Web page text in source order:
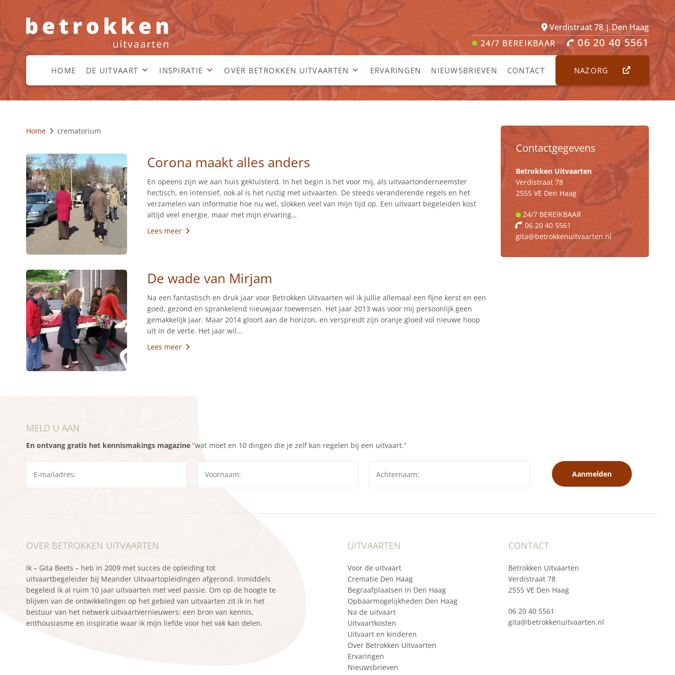
Verdistraat 78 | Den Haag
24/7 BEREIKBAAR 06 20 40 5561
HOME DE UITVAART INSPIRATIE OVER BETROKKEN UITVAARTEN ERVARINGEN NIEUWSBRIEVEN CONTACT NAZORG
Home crematorium
Corona maakt alles anders
En opeens zijn we aan huis gekluisterd. In het begin is het voor mij, als uitvaartonderneemster
hectisch, en intensief, ook al is het rustig met uitvaarten. De steeds veranderende regels en het
verzamelen van informatie hoe nu wel, slokken veel van mijn tijd op. Een uitvaart begeleiden kost
altijd veel energie, maar met mijn ervaring…
Lees meer
De wade van Mirjam
Na een fantastisch en druk jaar voor Betrokken Uitvaarten wil ik jullie allemaal een fijne kerst en een
goed, gezond en sprankelend nieuwjaar toewensen. Het jaar 2013 was voor mij persoonlijk geen
gemakkelijk jaar. Maar 2014 gloort aan de horizon, en verspreidt zijn oranje gloed vol nieuwe hoop
uit in de verte. Het jaar wil…
Lees meer
Contactgegevens
Betrokken Uitvaarten
Verdistraat 78
2555 VE Den Haag
24/7 BEREIKBAAR
06 20 40 5561
gita@betrokkenuitvaarten.nl
MELD U AAN
En ontvang gratis het kennismakings magazine “wat moet en 10 dingen die je zelf kan regelen bij een uitvaart.”
Aanmelden
OVER BETROKKEN UITVAARTEN
Ik – Gita Beets – heb in 2009 met succes de opleiding tot
uitvaartbegeleider bij Meander Uitvaartopleidingen afgerond. Inmiddels
begeleid ik al ruim 10 jaar uitvaarten met veel passie. Om op de hoogte te
blijven van de ontwikkelingen op het gebied van uitvaarten zit ik in het
bestuur van het netwerk uitvaartvernieuwers: een bron van kennis,
enthousiasme en inspiratie waar ik mijn liefde voor het vak kan delen.
UITVAARTEN
Voor de uitvaart
Crematie Den Haag
Begraafplaatsen in Den Haag
Opbaarmogelijkheden Den Haag
Na de uitvaart
Uitvaartkosten
Uitvaart en kinderen
Over Betrokken Uitvaarten
Ervaringen
Nieuwsbrieven
CONTACT
Betrokken Uitvaarten
Verdistraat 78
2555 VE Den Haag
06 20 40 5561
gita@betrokkenuitvaarten.nl